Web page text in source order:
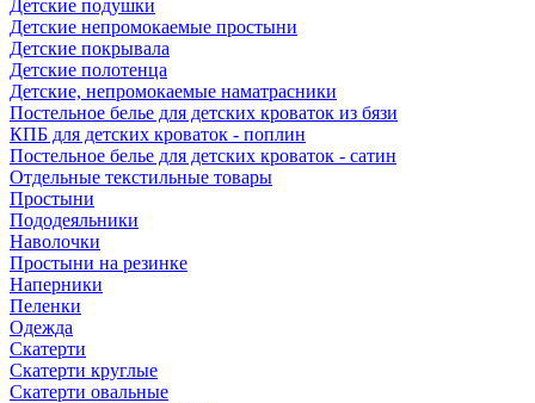
Детские подушки
Детские непромокаемые простыни
Детские покрывала
Детские полотенца
Детские, непромокаемые наматрасники
Постельное белье для детских кроваток из бязи
КПБ для детских кроваток - поплин
Постельное белье для детских кроваток - сатин
Отдельные текстильные товары
Простыни
Пододеяльники
Наволочки
Простыни на резинке
Наперники
Пеленки
Одежда
Скатерти
Скатерти круглые
Скатерти овальные